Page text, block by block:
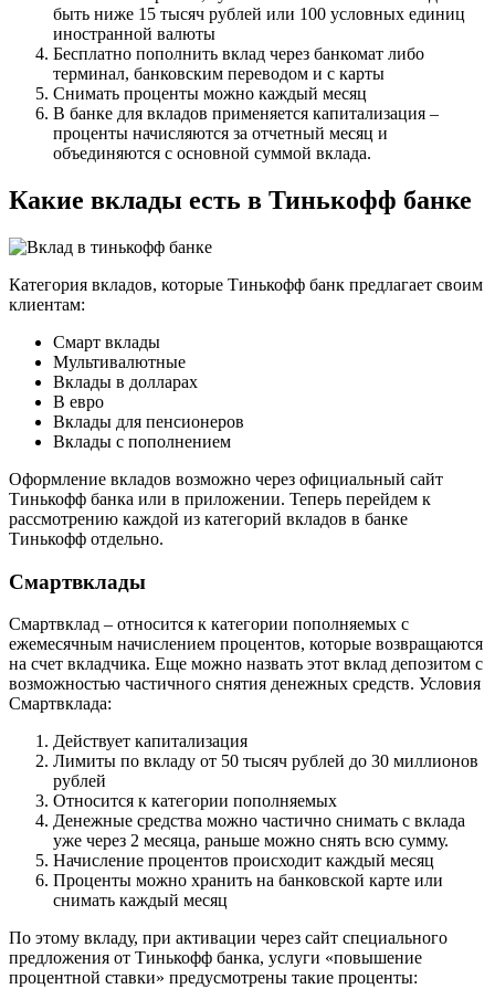
быть ниже 15 тысяч рублей или 100 условных единиц
иностранной валюты
Бесплатно пополнить вклад через банкомат либо
терминал, банковским переводом и с карты
Снимать проценты можно каждый месяц
В банке для вкладов применяется капитализация –
проценты начисляются за отчетный месяц и
объединяются с основной суммой вклада.
Какие вклады есть в Тинькофф банке
Категория вкладов, которые Тинькофф банк предлагает своим
клиентам:
Смарт вклады
Мультивалютные
Вклады в долларах
В евро
Вклады для пенсионеров
Вклады с пополнением
Оформление вкладов возможно через официальный сайт
Тинькофф банка или в приложении. Теперь перейдем к
рассмотрению каждой из категорий вкладов в банке
Тинькофф отдельно.
Смартвклады
Смартвклад – относится к категории пополняемых с
ежемесячным начислением процентов, которые возвращаются
на счет вкладчика. Еще можно назвать этот вклад депозитом с
возможностью частичного снятия денежных средств. Условия
Смартвклада:
Действует капитализация
Лимиты по вкладу от 50 тысяч рублей до 30 миллионов
рублей
Относится к категории пополняемых
Денежные средства можно частично снимать с вклада
уже через 2 месяца, раньше можно снять всю сумму.
Начисление процентов происходит каждый месяц
Проценты можно хранить на банковской карте или
снимать каждый месяц
По этому вкладу, при активации через сайт специального
предложения от Тинькофф банка, услуги «повышение
процентной ставки» предусмотрены такие проценты: